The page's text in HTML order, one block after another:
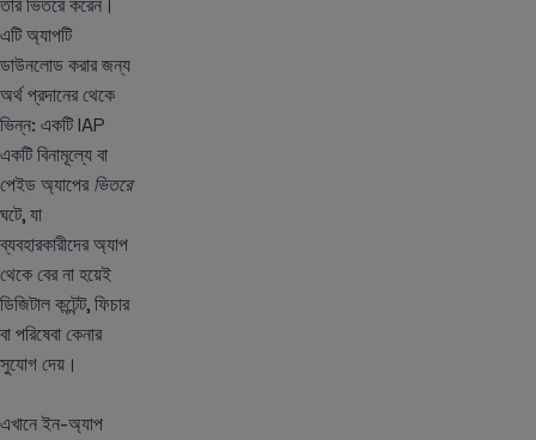
তার ভিতরে করেন।
এটি অ্যাপটি
ডাউনলোড করার জন্য
অর্থ প্রদানের থেকে
ভিন্ন: একটি IAP
একটি বিনামূল্যে বা
পেইড অ্যাপেরভিতরে
ঘটে, যা
ব্যবহারকারীদের অ্যাপ
থেকে বের না হয়েই
ডিজিটাল কন্টেন্ট, ফিচার
বা পরিষেবা কেনার
সুযোগ দেয়।
এখানে ইন-অ্যাপ